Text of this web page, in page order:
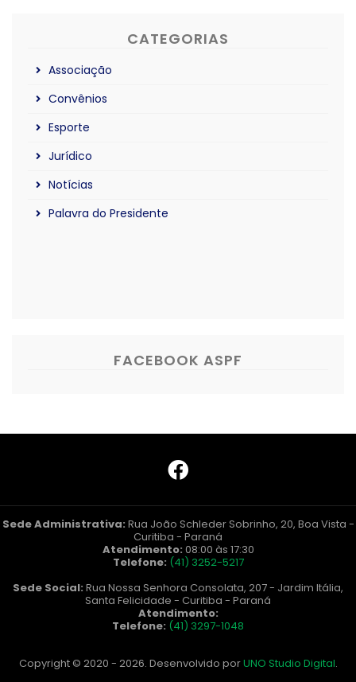
CATEGORIAS
Associação
Convênios
Esporte
Jurídico
Notícias
Palavra do Presidente
FACEBOOK ASPF
Sede Administrativa: Rua João Schleder Sobrinho, 20, Boa Vista -
Curitiba - Paraná
Atendimento: 08:00 às 17:30
Telefone: (41) 3252-5217
Sede Social: Rua Nossa Senhora Consolata, 207 - Jardim Itália,
Santa Felicidade - Curitiba - Paraná
Atendimento:
Telefone: (41) 3297-1048
Copyright © 2020 - 2026. Desenvolvido porUNO Studio Digital.